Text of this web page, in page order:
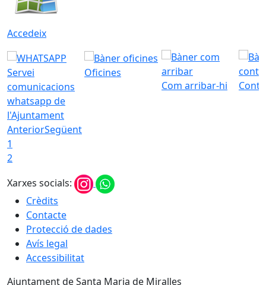
Accedeix
Servei
comunicacions
whatsapp de
l'Ajuntament
Oficines
Com arribar-hi
AnteriorSegüent
1
2
Xarxes socials:
Crèdits
Contacte
Protecció de dades
Avís legal
Accessibilitat
Ajuntament de Santa Maria de Miralles